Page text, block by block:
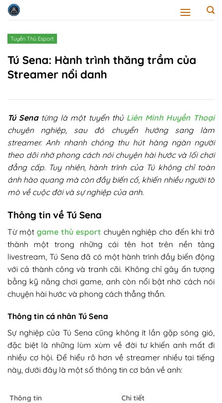
Skip
Tuyển Thủ Esport
Tú Sena: Hành trình thăng trầm của
Streamer nổi danh
Tú Sena từng là một tuyển thủ Liên Minh Huyền Thoại
chuyên nghiệp, sau đó chuyển hướng sang làm
streamer. Anh nhanh chóng thu hút hàng ngàn người
theo dõi nhờ phong cách nói chuyện hài hước và lối chơi
đẳng cấp. Tuy nhiên, hành trình của Tú không chỉ toàn
ánh hào quang mà còn đầy biến cố, khiến nhiều người tò
mò về cuộc đời và sự nghiệp của anh.
Thông tin về Tú Sena
Từ một game thủ esport chuyên nghiệp cho đến khi trở
thành một trong những cái tên hot trên nền tảng
livestream, Tú Sena đã có một hành trình đầy biến động
với cả thành công và tranh cãi. Không chỉ gây ấn tượng
bằng kỹ năng chơi game, anh còn nổi bật nhờ cách nói
chuyện hài hước và phong cách thẳng thắn.
Thông tin cá nhân Tú Sena
Sự nghiệp của Tú Sena cũng không ít lần gặp sóng gió,
đặc biệt là những lùm xùm về đời tư khiến anh mất đi
nhiều cơ hội. Để hiểu rõ hơn về streamer nhiều tai tiếng
này, dưới đây là một số thông tin cơ bản về anh:
Thông tin Chi tiết